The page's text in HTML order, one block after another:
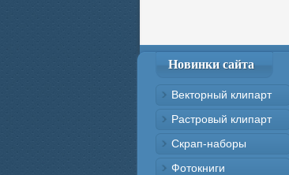
Новинки сайта
Векторный клипарт
Растровый клипарт
Скрап-наборы
Фотокниги